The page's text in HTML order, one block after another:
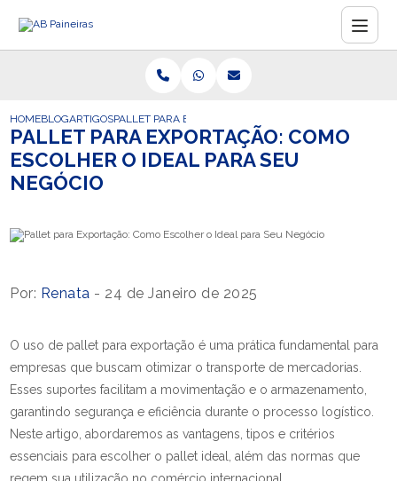
HOMEBLOGARTIGOSPALLET PARA EXPORTAÇÃO: COMO ESCOLHER O IDEAL
PALLET PARA EXPORTAÇÃO: COMO
ESCOLHER O IDEAL PARA SEU
NEGÓCIO
Por: Renata - 24 de Janeiro de 2025
O uso de pallet para exportação é uma prática fundamental para
empresas que buscam otimizar o transporte de mercadorias.
Esses suportes facilitam a movimentação e o armazenamento,
garantindo segurança e eficiência durante o processo logístico.
Neste artigo, abordaremos as vantagens, tipos e critérios
essenciais para escolher o pallet ideal, além das normas que